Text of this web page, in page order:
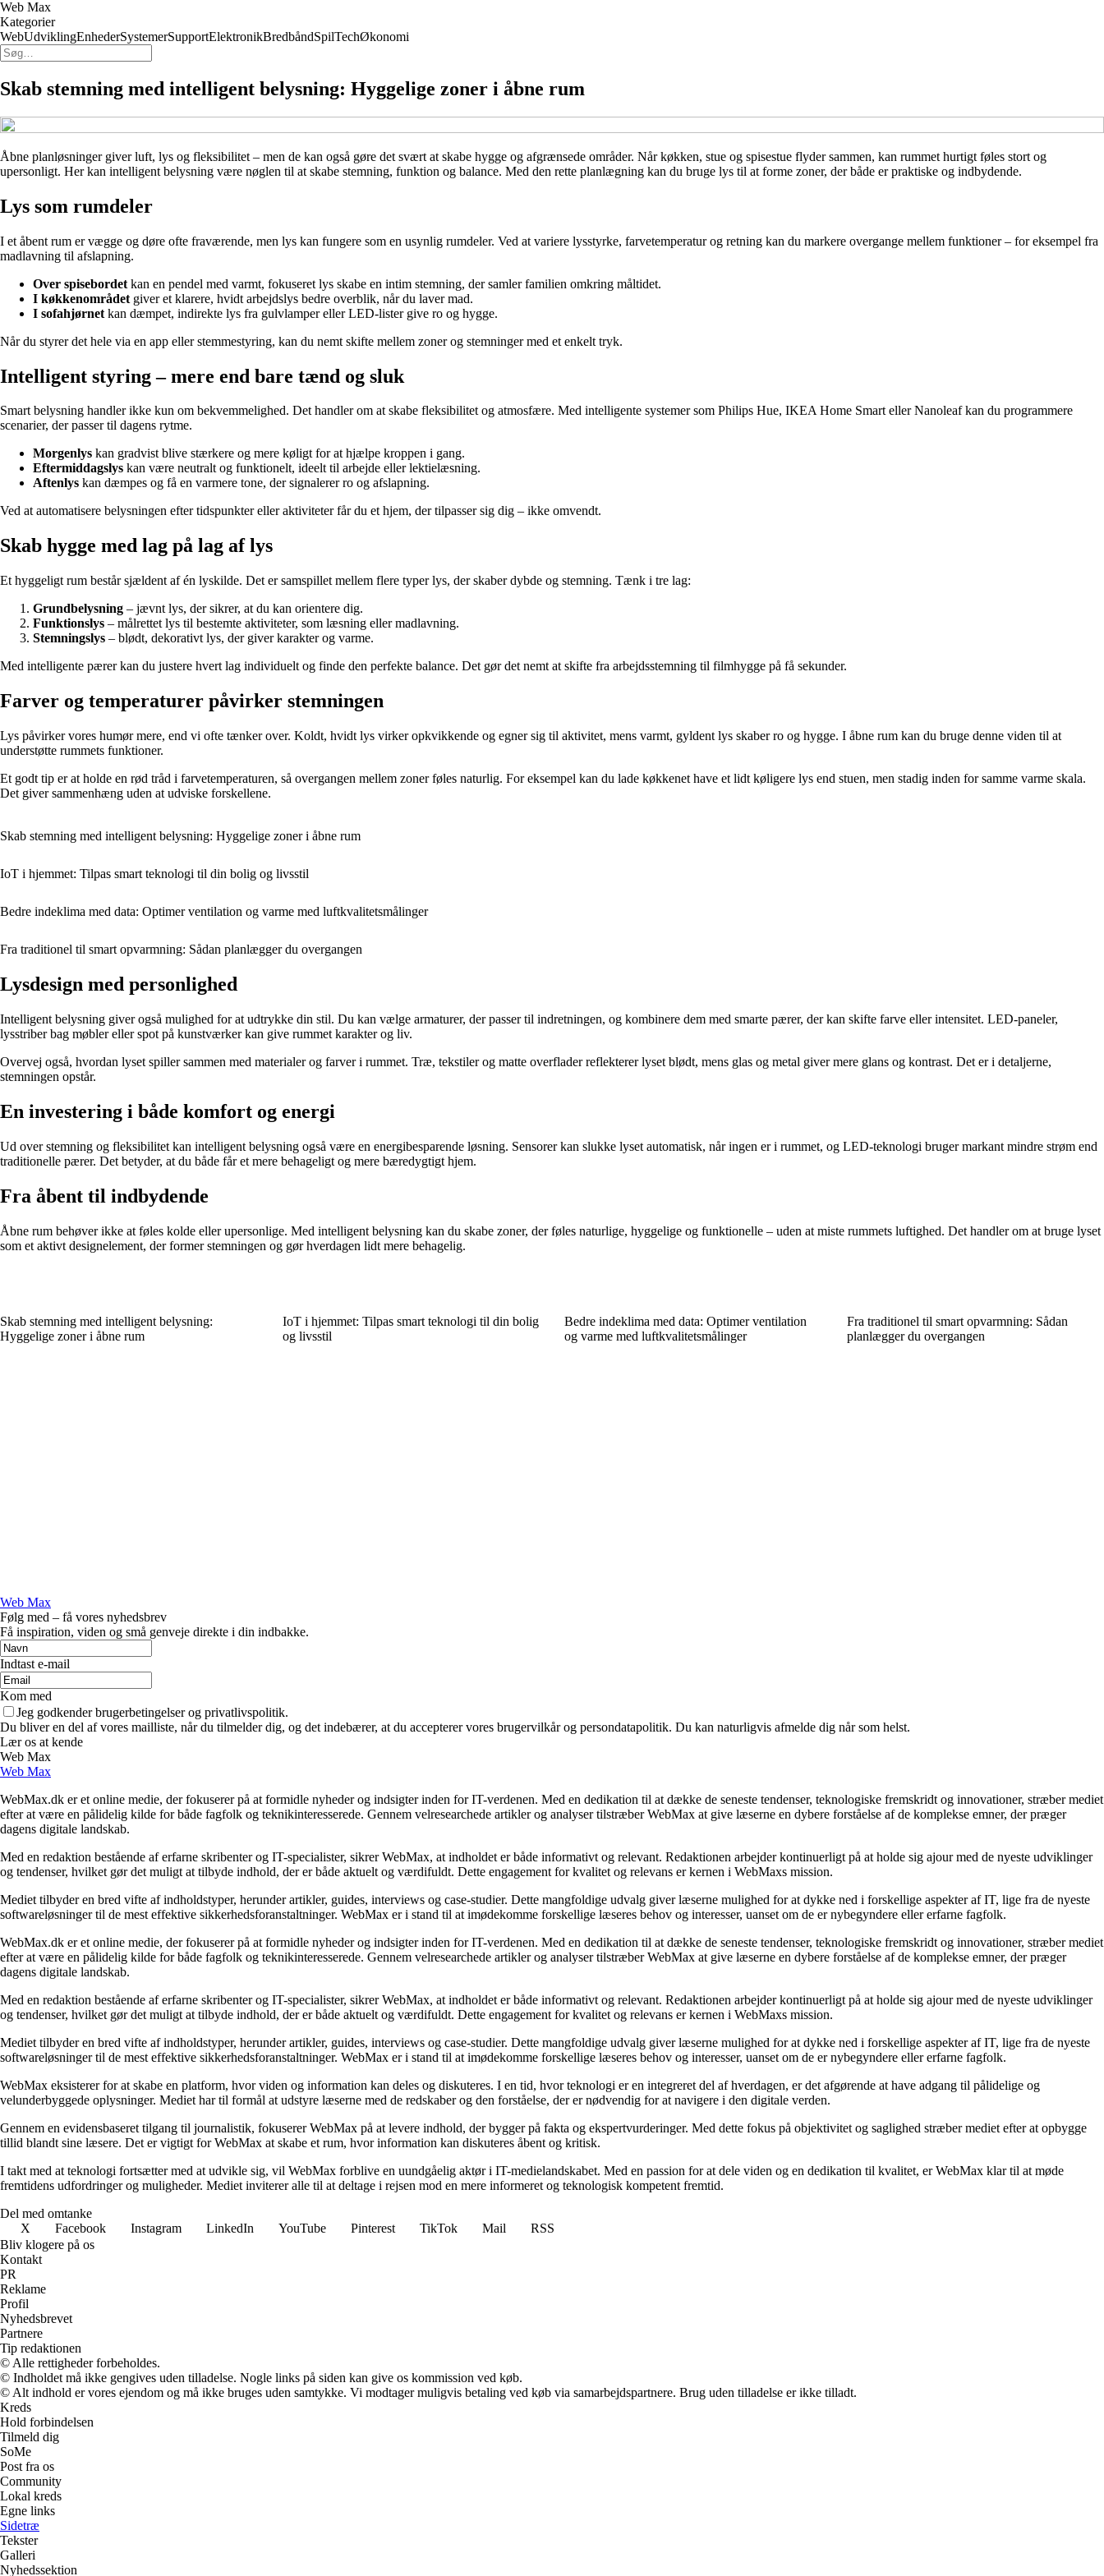
Web Max
Kategorier
WebUdviklingEnhederSystemerSupportElektronikBredbåndSpilTechØkonomi
Skab stemning med intelligent belysning: Hyggelige zoner i åbne rum
Åbne planløsninger giver luft, lys og fleksibilitet – men de kan også gøre det svært at skabe hygge og afgrænsede områder. Når køkken, stue og spisestue flyder sammen, kan rummet hurtigt føles stort og
upersonligt. Her kan intelligent belysning være nøglen til at skabe stemning, funktion og balance. Med den rette planlægning kan du bruge lys til at forme zoner, der både er praktiske og indbydende.
Lys som rumdeler
I et åbent rum er vægge og døre ofte fraværende, men lys kan fungere som en usynlig rumdeler. Ved at variere lysstyrke, farvetemperatur og retning kan du markere overgange mellem funktioner – for eksempel fra
madlavning til afslapning.
Over spisebordet kan en pendel med varmt, fokuseret lys skabe en intim stemning, der samler familien omkring måltidet.
I køkkenområdet giver et klarere, hvidt arbejdslys bedre overblik, når du laver mad.
I sofahjørnet kan dæmpet, indirekte lys fra gulvlamper eller LED-lister give ro og hygge.
Når du styrer det hele via en app eller stemmestyring, kan du nemt skifte mellem zoner og stemninger med et enkelt tryk.
Intelligent styring – mere end bare tænd og sluk
Smart belysning handler ikke kun om bekvemmelighed. Det handler om at skabe fleksibilitet og atmosfære. Med intelligente systemer som Philips Hue, IKEA Home Smart eller Nanoleaf kan du programmere
scenarier, der passer til dagens rytme.
Morgenlys kan gradvist blive stærkere og mere køligt for at hjælpe kroppen i gang.
Eftermiddagslys kan være neutralt og funktionelt, ideelt til arbejde eller lektielæsning.
Aftenlys kan dæmpes og få en varmere tone, der signalerer ro og afslapning.
Ved at automatisere belysningen efter tidspunkter eller aktiviteter får du et hjem, der tilpasser sig dig – ikke omvendt.
Skab hygge med lag på lag af lys
Et hyggeligt rum består sjældent af én lyskilde. Det er samspillet mellem flere typer lys, der skaber dybde og stemning. Tænk i tre lag:
Grundbelysning – jævnt lys, der sikrer, at du kan orientere dig.
Funktionslys – målrettet lys til bestemte aktiviteter, som læsning eller madlavning.
Stemningslys – blødt, dekorativt lys, der giver karakter og varme.
Med intelligente pærer kan du justere hvert lag individuelt og finde den perfekte balance. Det gør det nemt at skifte fra arbejdsstemning til filmhygge på få sekunder.
Farver og temperaturer påvirker stemningen
Lys påvirker vores humør mere, end vi ofte tænker over. Koldt, hvidt lys virker opkvikkende og egner sig til aktivitet, mens varmt, gyldent lys skaber ro og hygge. I åbne rum kan du bruge denne viden til at
understøtte rummets funktioner.
Et godt tip er at holde en rød tråd i farvetemperaturen, så overgangen mellem zoner føles naturlig. For eksempel kan du lade køkkenet have et lidt køligere lys end stuen, men stadig inden for samme varme skala.
Det giver sammenhæng uden at udviske forskellene.
Skab stemning med intelligent belysning: Hyggelige zoner i åbne rum
IoT i hjemmet: Tilpas smart teknologi til din bolig og livsstil
Bedre indeklima med data: Optimer ventilation og varme med luftkvalitetsmålinger
Fra traditionel til smart opvarmning: Sådan planlægger du overgangen
Lysdesign med personlighed
Intelligent belysning giver også mulighed for at udtrykke din stil. Du kan vælge armaturer, der passer til indretningen, og kombinere dem med smarte pærer, der kan skifte farve eller intensitet. LED-paneler,
lysstriber bag møbler eller spot på kunstværker kan give rummet karakter og liv.
Overvej også, hvordan lyset spiller sammen med materialer og farver i rummet. Træ, tekstiler og matte overflader reflekterer lyset blødt, mens glas og metal giver mere glans og kontrast. Det er i detaljerne,
stemningen opstår.
En investering i både komfort og energi
Ud over stemning og fleksibilitet kan intelligent belysning også være en energibesparende løsning. Sensorer kan slukke lyset automatisk, når ingen er i rummet, og LED-teknologi bruger markant mindre strøm end
traditionelle pærer. Det betyder, at du både får et mere behageligt og mere bæredygtigt hjem.
Fra åbent til indbydende
Åbne rum behøver ikke at føles kolde eller upersonlige. Med intelligent belysning kan du skabe zoner, der føles naturlige, hyggelige og funktionelle – uden at miste rummets luftighed. Det handler om at bruge lyset
som et aktivt designelement, der former stemningen og gør hverdagen lidt mere behagelig.
Skab stemning med intelligent belysning:
Hyggelige zoner i åbne rum
IoT i hjemmet: Tilpas smart teknologi til din bolig
og livsstil
Bedre indeklima med data: Optimer ventilation
og varme med luftkvalitetsmålinger
Fra traditionel til smart opvarmning: Sådan
planlægger du overgangen
Web Max
Følg med – få vores nyhedsbrev
Få inspiration, viden og små genveje direkte i din indbakke.
Indtast e-mail
Kom med
Jeg godkender brugerbetingelser og privatlivspolitik.
Du bliver en del af vores mailliste, når du tilmelder dig, og det indebærer, at du accepterer vores brugervilkår og persondatapolitik. Du kan naturligvis afmelde dig når som helst.
Lær os at kende
Web Max
Web Max
WebMax.dk er et online medie, der fokuserer på at formidle nyheder og indsigter inden for IT-verdenen. Med en dedikation til at dække de seneste tendenser, teknologiske fremskridt og innovationer, stræber mediet
efter at være en pålidelig kilde for både fagfolk og teknikinteresserede. Gennem velresearchede artikler og analyser tilstræber WebMax at give læserne en dybere forståelse af de komplekse emner, der præger
dagens digitale landskab.
Med en redaktion bestående af erfarne skribenter og IT-specialister, sikrer WebMax, at indholdet er både informativt og relevant. Redaktionen arbejder kontinuerligt på at holde sig ajour med de nyeste udviklinger
og tendenser, hvilket gør det muligt at tilbyde indhold, der er både aktuelt og værdifuldt. Dette engagement for kvalitet og relevans er kernen i WebMaxs mission.
Mediet tilbyder en bred vifte af indholdstyper, herunder artikler, guides, interviews og case-studier. Dette mangfoldige udvalg giver læserne mulighed for at dykke ned i forskellige aspekter af IT, lige fra de nyeste
softwareløsninger til de mest effektive sikkerhedsforanstaltninger. WebMax er i stand til at imødekomme forskellige læseres behov og interesser, uanset om de er nybegyndere eller erfarne fagfolk.
WebMax.dk er et online medie, der fokuserer på at formidle nyheder og indsigter inden for IT-verdenen. Med en dedikation til at dække de seneste tendenser, teknologiske fremskridt og innovationer, stræber mediet
efter at være en pålidelig kilde for både fagfolk og teknikinteresserede. Gennem velresearchede artikler og analyser tilstræber WebMax at give læserne en dybere forståelse af de komplekse emner, der præger
dagens digitale landskab.
Med en redaktion bestående af erfarne skribenter og IT-specialister, sikrer WebMax, at indholdet er både informativt og relevant. Redaktionen arbejder kontinuerligt på at holde sig ajour med de nyeste udviklinger
og tendenser, hvilket gør det muligt at tilbyde indhold, der er både aktuelt og værdifuldt. Dette engagement for kvalitet og relevans er kernen i WebMaxs mission.
Mediet tilbyder en bred vifte af indholdstyper, herunder artikler, guides, interviews og case-studier. Dette mangfoldige udvalg giver læserne mulighed for at dykke ned i forskellige aspekter af IT, lige fra de nyeste
softwareløsninger til de mest effektive sikkerhedsforanstaltninger. WebMax er i stand til at imødekomme forskellige læseres behov og interesser, uanset om de er nybegyndere eller erfarne fagfolk.
WebMax eksisterer for at skabe en platform, hvor viden og information kan deles og diskuteres. I en tid, hvor teknologi er en integreret del af hverdagen, er det afgørende at have adgang til pålidelige og
velunderbyggede oplysninger. Mediet har til formål at udstyre læserne med de redskaber og den forståelse, der er nødvendig for at navigere i den digitale verden.
Gennem en evidensbaseret tilgang til journalistik, fokuserer WebMax på at levere indhold, der bygger på fakta og ekspertvurderinger. Med dette fokus på objektivitet og saglighed stræber mediet efter at opbygge
tillid blandt sine læsere. Det er vigtigt for WebMax at skabe et rum, hvor information kan diskuteres åbent og kritisk.
I takt med at teknologi fortsætter med at udvikle sig, vil WebMax forblive en uundgåelig aktør i IT-medielandskabet. Med en passion for at dele viden og en dedikation til kvalitet, er WebMax klar til at møde
fremtidens udfordringer og muligheder. Mediet inviterer alle til at deltage i rejsen mod en mere informeret og teknologisk kompetent fremtid.
Del med omtanke
X
Facebook Instagram LinkedIn YouTube Pinterest TikTok Mail
RSS
Bliv klogere på os
Kontakt
PR
Reklame
Profil
Nyhedsbrevet
Partnere
Tip redaktionen
© Alle rettigheder forbeholdes.
© Indholdet må ikke gengives uden tilladelse. Nogle links på siden kan give os kommission ved køb.
© Alt indhold er vores ejendom og må ikke bruges uden samtykke. Vi modtager muligvis betaling ved køb via samarbejdspartnere. Brug uden tilladelse er ikke tilladt.
Kreds
Hold forbindelsen
Tilmeld dig
SoMe
Post fra os
Community
Lokal kreds
Egne links
Sidetræ
Tekster
Galleri
Nyhedssektion